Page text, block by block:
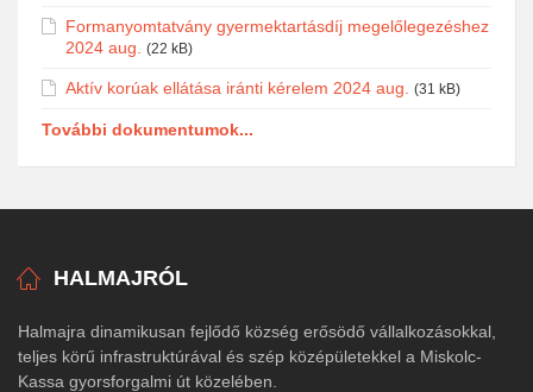
Formanyomtatvány gyermektartásdíj megelőlegezéshez
2024 aug.
(22 kB)
Aktív korúak ellátása iránti kérelem 2024 aug. (31 kB)
További dokumentumok...
HALMAJRÓL
Halmajra dinamikusan fejlődő község erősödő vállalkozásokkal,
teljes körű infrastruktúrával és szép középületekkel a Miskolc-
Kassa gyorsforgalmi út közelében.